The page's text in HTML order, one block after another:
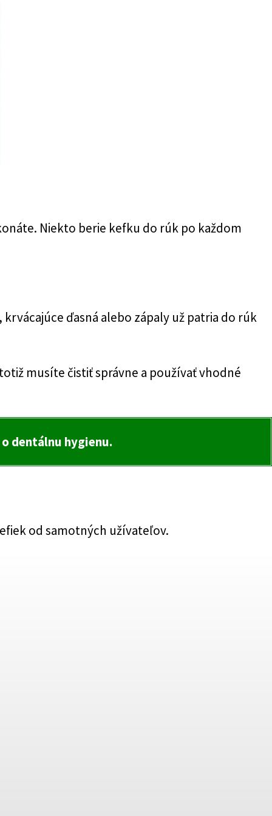
Niekto berie kefku do rúk po každom
ďasná alebo zápaly už patria do rúk
musíte čistiť správne a používať vhodné
dentálnu hygienu.
od samotných užívateľov.